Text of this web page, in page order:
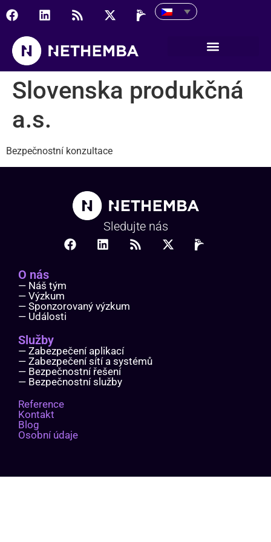
Slovenska produkčná
Slovenska produkčná
a.s.
Bezpečnostní konzultace
Sledujte nás
O nás
— Náš tým
— Výzkum
— Sponzorovaný výzkum
— Události
Služby
— Zabezpečení aplikací
— Zabezpečení sítí a systémů
— Bezpečnostní řešení
— Bezpečnostní služby
Reference
Kontakt
Blog
Osobní údaje